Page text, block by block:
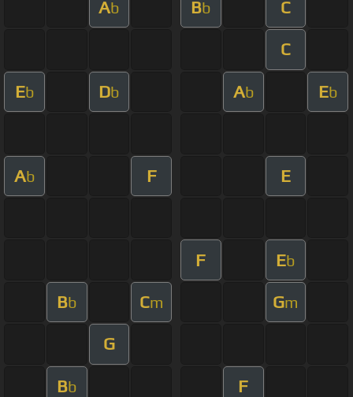
Ab Bb C
C
Eb Db Ab Eb
Ab F E
F Eb
Bb Cm Gm
G
Bb F